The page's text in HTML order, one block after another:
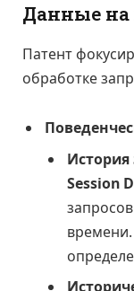
Данные на
Патент
обработке
История
Session